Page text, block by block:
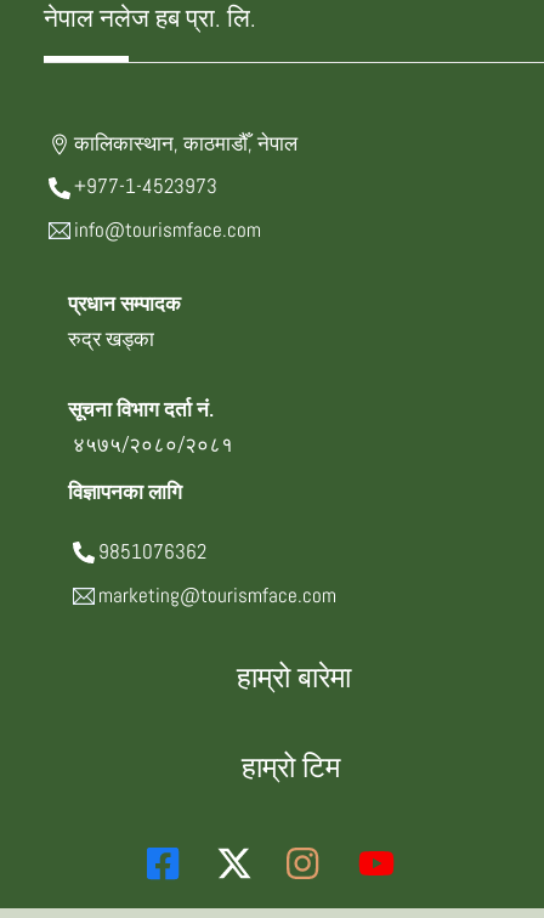
नेपाल नलेज हब प्रा. लि.
कालिकास्थान, काठमाडौँ, नेपाल
+977-1-4523973
info@tourismface.com
प्रधान सम्पादक
रुद्र खड्का
सूचना विभाग दर्ता नं.
४५७५/२०८०/२०८१
विज्ञापनका लागि
9851076362
marketing@tourismface.com
हाम्रो बारेमा
हाम्रो टिम